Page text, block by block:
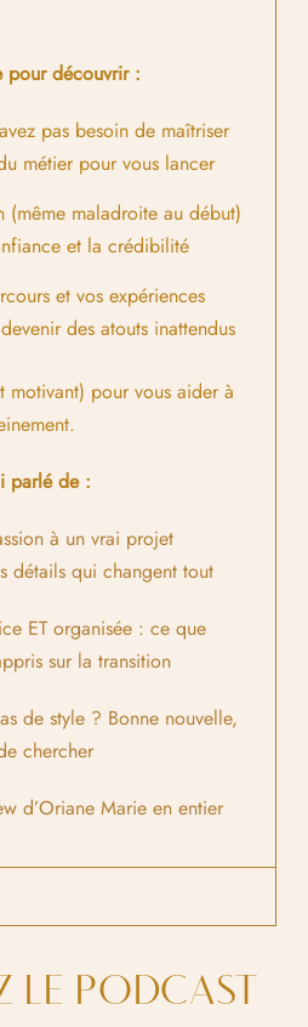
pour découvrir :
pas besoin de maîtriser
métier pour vous lancer
(même maladroite au début)
et la crédibilité
et vos expériences
des atouts inattendus
motivant) pour vous aider à
parlé de :
à un vrai projet
détails qui changent tout
ET organisée : ce que
sur la transition
de style ? Bonne nouvelle,
chercher
d’Oriane Marie en entier
LE PODCAST